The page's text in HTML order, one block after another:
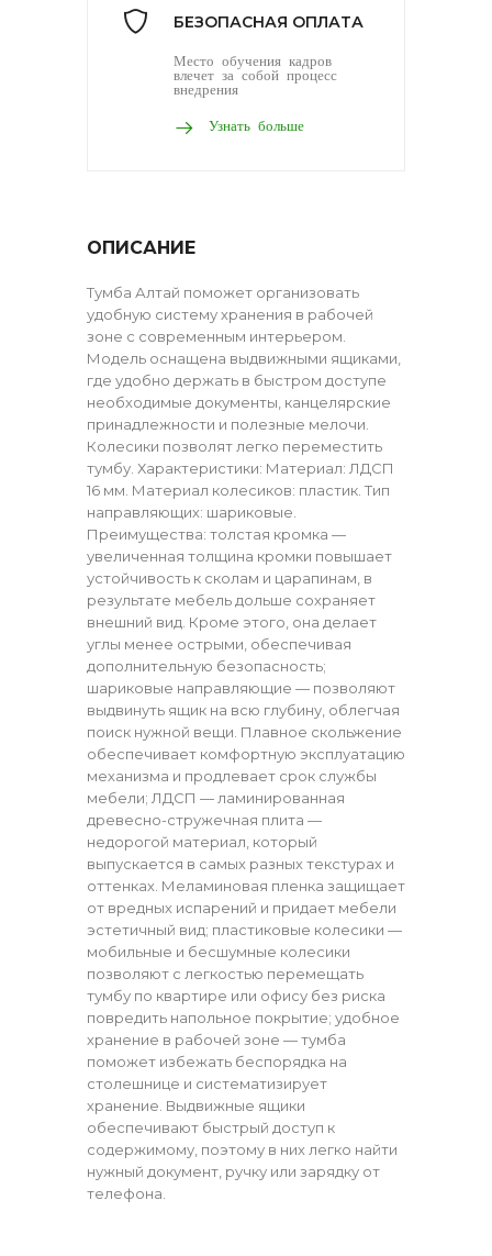
БЕЗОПАСНАЯ ОПЛАТА
Место обучения кадров
влечет за собой процесс
внедрения
Узнать больше
ОПИСАНИЕ
Тумба Алтай поможет организовать
удобную систему хранения в рабочей
зоне с современным интерьером.
Модель оснащена выдвижными ящиками,
где удобно держать в быстром доступе
необходимые документы, канцелярские
принадлежности и полезные мелочи.
Колесики позволят легко переместить
тумбу. Характеристики: Материал: ЛДСП
16 мм. Материал колесиков: пластик. Тип
направляющих: шариковые.
Преимущества: толстая кромка —
увеличенная толщина кромки повышает
устойчивость к сколам и царапинам, в
результате мебель дольше сохраняет
внешний вид. Кроме этого, она делает
углы менее острыми, обеспечивая
дополнительную безопасность;
шариковые направляющие — позволяют
выдвинуть ящик на всю глубину, облегчая
поиск нужной вещи. Плавное скольжение
обеспечивает комфортную эксплуатацию
механизма и продлевает срок службы
мебели; ЛДСП — ламинированная
древесно-стружечная плита —
недорогой материал, который
выпускается в самых разных текстурах и
оттенках. Меламиновая пленка защищает
от вредных испарений и придает мебели
эстетичный вид; пластиковые колесики —
мобильные и бесшумные колесики
позволяют с легкостью перемещать
тумбу по квартире или офису без риска
повредить напольное покрытие; удобное
хранение в рабочей зоне — тумба
поможет избежать беспорядка на
столешнице и систематизирует
хранение. Выдвижные ящики
обеспечивают быстрый доступ к
содержимому, поэтому в них легко найти
нужный документ, ручку или зарядку от
телефона.